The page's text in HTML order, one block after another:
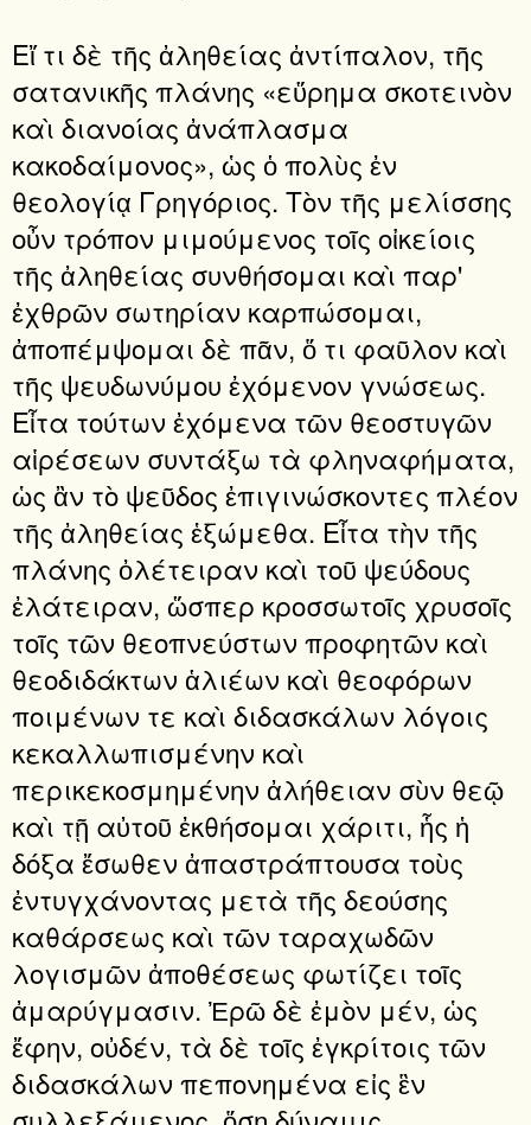
Εἴ τι δὲ τῆς ἀληθείας ἀντίπαλον, τῆς
σατανικῆς πλάνης «εὕρημα σκοτεινὸν
καὶ διανοίας ἀνάπλασμα
κακοδαίμονος», ὡς ὁ πολὺς ἐν
θεολογίᾳ Γρηγόριος. Τὸν τῆς μελίσσης
οὖν τρόπον μιμούμενος τοῖς οἰκείοις
τῆς ἀληθείας συνθήσομαι καὶ παρ'
ἐχθρῶν σωτηρίαν καρπώσομαι,
ἀποπέμψομαι δὲ πᾶν, ὅ τι φαῦλον καὶ
τῆς ψευδωνύμου ἐχόμενον γνώσεως.
Εἶτα τούτων ἐχόμενα τῶν θεοστυγῶν
αἱρέσεων συντάξω τὰ φληναφήματα,
ὡς ἂν τὸ ψεῦδος ἐπιγινώσκοντες πλέον
τῆς ἀληθείας ἑξώμεθα. Εἶτα τὴν τῆς
πλάνης ὀλέτειραν καὶ τοῦ ψεύδους
ἐλάτειραν, ὥσπερ κροσσωτοῖς χρυσοῖς
τοῖς τῶν θεοπνεύστων προφητῶν καὶ
θεοδιδάκτων ἁλιέων καὶ θεοφόρων
ποιμένων τε καὶ διδασκάλων λόγοις
κεκαλλωπισμένην καὶ
περικεκοσμημένην ἀλήθειαν σὺν θεῷ
καὶ τῇ αὐτοῦ ἐκθήσομαι χάριτι, ἧς ἡ
δόξα ἔσωθεν ἀπαστράπτουσα τοὺς
ἐντυγχάνοντας μετὰ τῆς δεούσης
καθάρσεως καὶ τῶν ταραχωδῶν
λογισμῶν ἀποθέσεως φωτίζει τοῖς
ἀμαρύγμασιν. Ἐρῶ δὲ ἐμὸν μέν, ὡς
ἔφην, οὐδέν, τὰ δὲ τοῖς ἐγκρίτοις τῶν
διδασκάλων πεπονημένα εἰς ἓν